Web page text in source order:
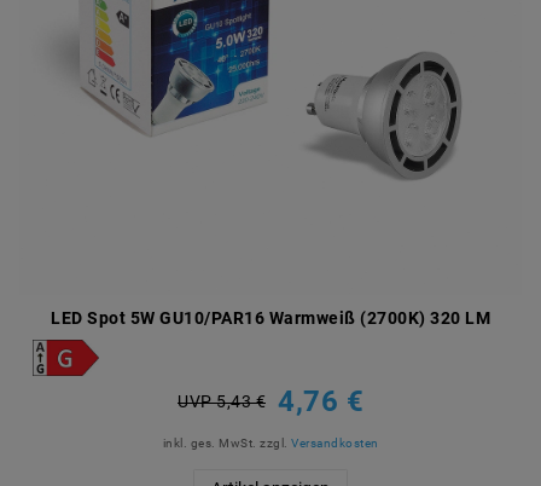
LED Spot 5W GU10/PAR16 Warmweiß (2700K) 320 LM
UVP 5,43 € 4,76 €
inkl. ges. MwSt. zzgl. Versandkosten